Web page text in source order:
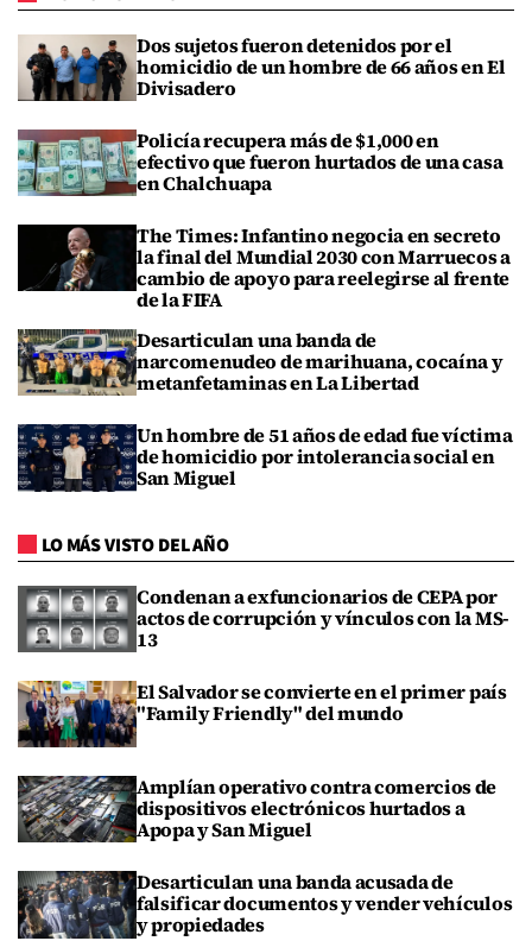
Dos sujetos fueron detenidos por el
homicidio de un hombre de 66 años en El
Divisadero
Policía recupera más de $1,000 en
efectivo que fueron hurtados de una casa
en Chalchuapa
The Times: Infantino negocia en secreto
la final del Mundial 2030 con Marruecos a
cambio de apoyo para reelegirse al frente
de la FIFA
Desarticulan una banda de
narcomenudeo de marihuana, cocaína y
metanfetaminas en La Libertad
Un hombre de 51 años de edad fue víctima
de homicidio por intolerancia social en
San Miguel
LO MÁS VISTO DEL AÑO
Condenan a exfuncionarios de CEPA por
actos de corrupción y vínculos con la MS-
13
El Salvador se convierte en el primer país
"Family Friendly" del mundo
Amplían operativo contra comercios de
dispositivos electrónicos hurtados a
Apopa y San Miguel
Desarticulan una banda acusada de
falsificar documentos y vender vehículos
y propiedades